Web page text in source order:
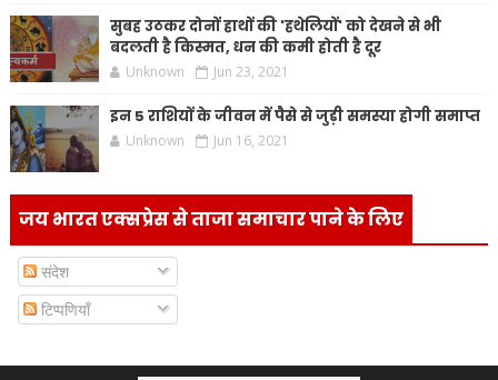
सुबह उठकर दोनों हाथों की 'हथेलियों' को देखने से भी
बदलती है किस्मत, धन की कमी होती है दूर
Unknown Jun 23, 2021
इन 5 राशियों के जीवन में पैसे से जुड़ी समस्या होगी समाप्त
Unknown Jun 16, 2021
जय भारत एक्सप्रेस से ताजा समाचार पाने के लिए
संदेश
टिप्पणियाँ